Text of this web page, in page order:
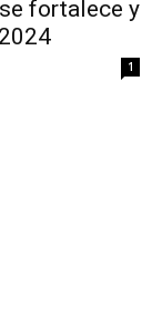
fortalece y
1